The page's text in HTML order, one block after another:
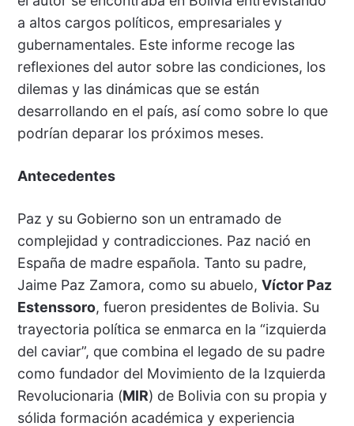
a altos cargos políticos, empresariales y
gubernamentales. Este informe recoge las
reflexiones del autor sobre las condiciones, los
dilemas y las dinámicas que se están
desarrollando en el país, así como sobre lo que
podrían deparar los próximos meses.
Antecedentes
Paz y su Gobierno son un entramado de
complejidad y contradicciones. Paz nació en
España de madre española. Tanto su padre,
Jaime Paz Zamora, como su abuelo, Víctor Paz
Estenssoro, fueron presidentes de Bolivia. Su
trayectoria política se enmarca en la “izquierda
del caviar”, que combina el legado de su padre
como fundador del Movimiento de la Izquierda
Revolucionaria (MIR) de Bolivia con su propia y
sólida formación académica y experiencia